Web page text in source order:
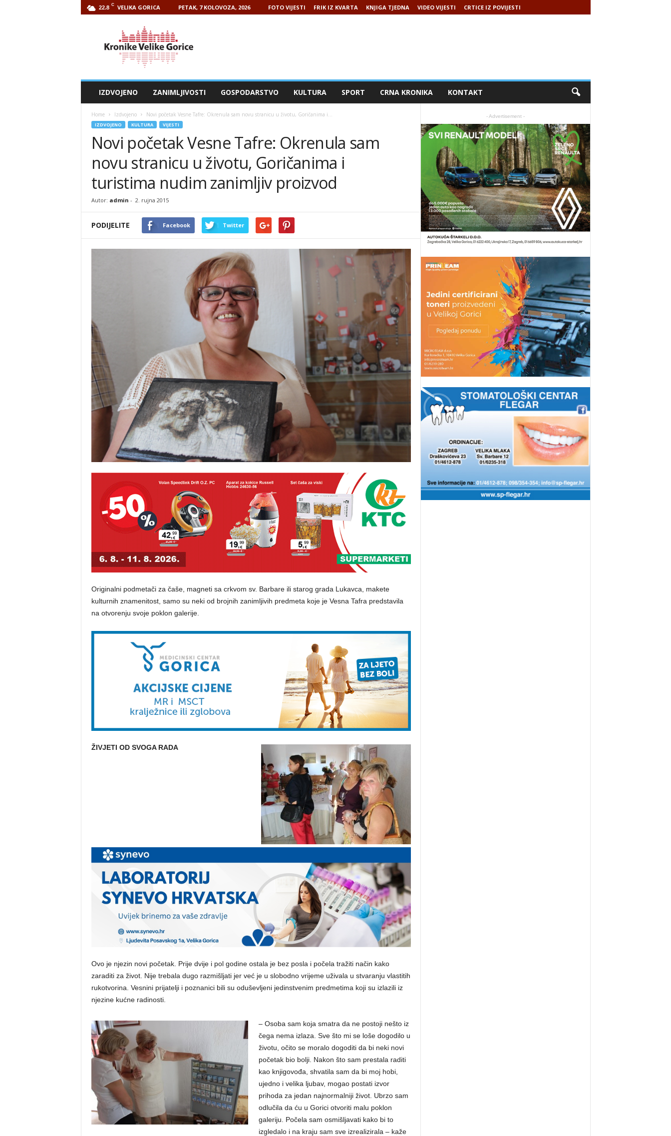
22.8 C VELIKA GORICA PETAK, 7 KOLOVOZA, 2026 FOTO VIJESTI FRIK IZ KVARTA KNJIGA TJEDNA VIDEO VIJESTI CRTICE IZ POVIJESTI
IZDVOJENO ZANIMLJIVOSTI GOSPODARSTVO KULTURA SPORT CRNA KRONIKA KONTAKT
Home Izdvojeno Novi početak Vesne Tafre: Okrenula sam novu stranicu u životu, Goričanima i...
IZDVOJENO KULTURA VIJESTI
Novi početak Vesne Tafre: Okrenula sam
novu stranicu u životu, Goričanima i
turistima nudim zanimljiv proizvod
Autor: admin - 2. rujna 2015
PODIJELITE Facebook Twitter
Originalni podmetači za čaše, magneti sa crkvom sv. Barbare ili starog grada Lukavca, makete
kulturnih znamenitost, samo su neki od brojnih zanimljivih predmeta koje je Vesna Tafra predstavila
na otvorenju svoje poklon galerije.
ŽIVJETI OD SVOGA RADA
Ovo je njezin novi početak. Prije dvije i pol godine ostala je bez posla i počela tražiti način kako
zaraditi za život. Nije trebala dugo razmišljati jer već je u slobodno vrijeme uživala u stvaranju vlastitih
rukotvorina. Vesnini prijatelji i poznanici bili su oduševljeni jedinstvenim predmetima koji su izlazili iz
njezine kućne radinosti.
– Osoba sam koja smatra da ne postoji nešto iz
čega nema izlaza. Sve što mi se loše dogodilo u
životu, očito se moralo dogoditi da bi neki novi
početak bio bolji. Nakon što sam prestala raditi
kao knjigovođa, shvatila sam da bi moj hobi,
ujedno i velika ljubav, mogao postati izvor
prihoda za jedan najnormalniji život. Ubrzo sam
odlučila da ću u Gorici otvoriti malu poklon
galeriju. Počela sam osmišljavati kako bi to
izgledalo i na kraju sam sve izrealizirala – kaže
- Advertisement -